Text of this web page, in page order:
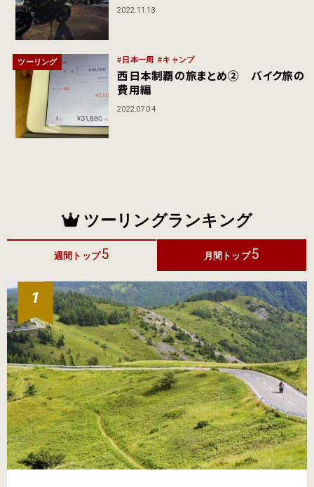
2022.11.13
ツーリング 日本一周 キャンプ
西日本制覇の旅まとめ② バイク旅の
費用編
2022.07.04
ツーリングランキング
週間トップ5 月間トップ 5